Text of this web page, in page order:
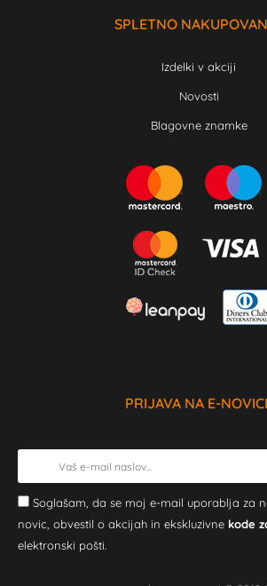
SPLETNO
Izdelki v akciji
Novosti
Blagovne znamke
PRIJAVA NA E-
Soglašam, da se moj e-mail uporablja za
novic, obvestil o akcijah in ekskluzivne kode
elektronski pošti.